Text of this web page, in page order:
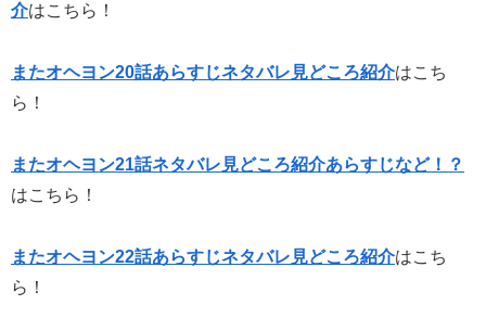
介はこちら！
またオヘヨン20話あらすじネタバレ見どころ紹介はこち
ら！
またオヘヨン21話ネタバレ見どころ紹介あらすじなど！？
はこちら！
またオヘヨン22話あらすじネタバレ見どころ紹介はこち
ら！